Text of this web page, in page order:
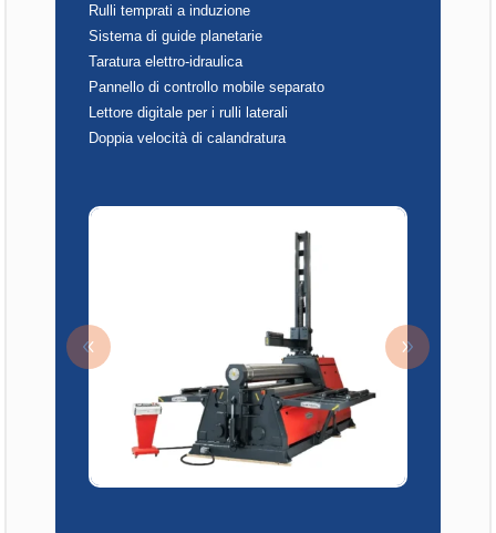
Rulli temprati a induzione
Sistema di guide planetarie
Taratura elettro-idraulica
Pannello di controllo mobile separato
Lettore digitale per i rulli laterali
Doppia velocità di calandratura